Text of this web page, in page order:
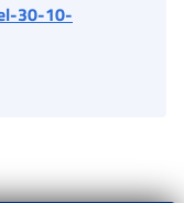
30-10-